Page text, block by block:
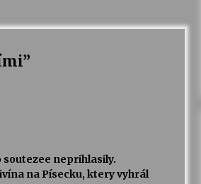
”
soutezee neprihlasily.
na Písecku, ktery vyhrál